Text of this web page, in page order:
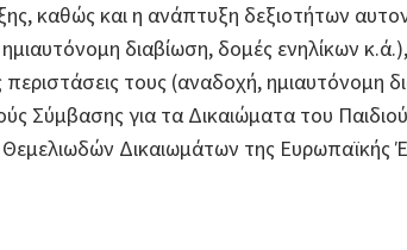
καθώς και η ανάπτυξη δεξιοτήτων
διαβίωση, δομές ενηλίκων
περιστάσεις τους (αναδοχή,
Σύμβασης για τα Δικαιώματα του
Δικαιωμάτων της Ευρωπαϊκής